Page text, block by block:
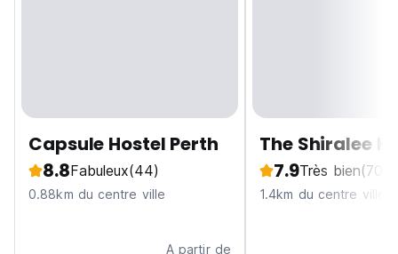
Capsule Hostel Perth
8.8Fabuleux(44)
0.88km du centre ville
A partir de
The Shiralee
7.9Très bien(709)
1.4km du centre ville